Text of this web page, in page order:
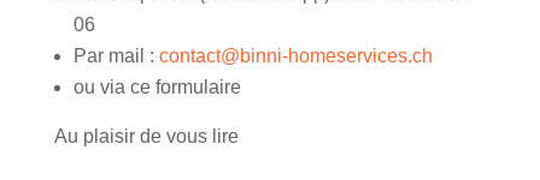
06
Par mail : contact@binni-homeservices.ch
ou via ce formulaire
Au plaisir de vous lire